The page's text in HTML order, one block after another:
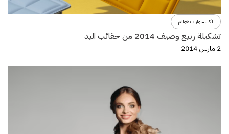
اكسسوارات هوانم
تشكيلة ربيع وصيف 2014 من حقائب اليد
2 مارس 2014